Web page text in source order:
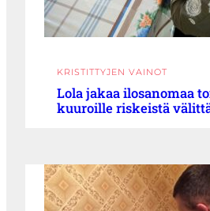
KRISTITTYJEN VAINOT
Lola jakaa ilosanomaa
kuuroille riskeistä